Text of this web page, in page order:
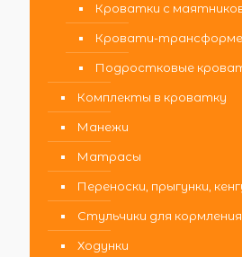
Кроватки с
Кровати-
Подростковые
Комплекты в кроватку
Манежи
Матрасы
Переноски, прыгунки,
Стульчики для кормления
Ходунки